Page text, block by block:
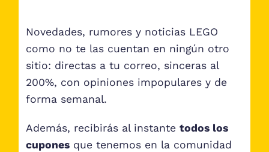
Novedades, rumores y noticias LEGO
como no te las cuentan en ningún otro
sitio: directas a tu correo, sinceras al
200%, con opiniones impopulares y de
forma semanal.
Además, recibirás al instante todos los
cuponesque tenemos en la comunidad